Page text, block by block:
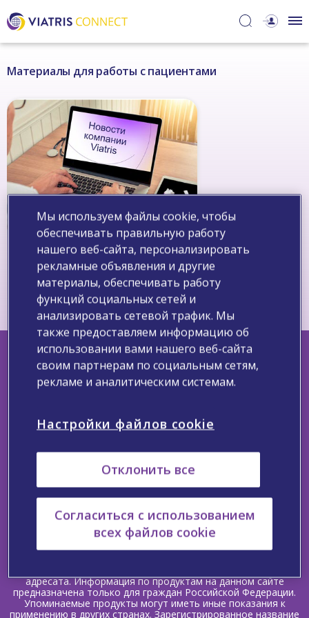
Материалы для работы с пациентами
Информация для пациентов с
повышенным уровнем
холестерина
Свяжитесь с нами
Сообщите о нежелательном явлении
Уведомление компании Viatris о файлах cookie
Copyright ©2025 Viatris. Все права защищены.
Информация, предоставленная выше, предназначена только
адресата. Информация по продуктам на данном сайте
предназначена только для граждан Российской Федерации.
Упоминаемые продукты могут иметь иные показания к
применению в других странах. Зарегистрированное название
Мы используем файлы cookie, чтобы
обеспечивать правильную работу
нашего веб-сайта, персонализировать
рекламные объявления и другие
материалы, обеспечивать работу
функций социальных сетей и
анализировать сетевой трафик. Мы
также предоставляем информацию об
использовании вами нашего веб-сайта
своим партнерам по социальным сетям,
рекламе и аналитическим системам.
Настройки файлов cookie
Отклонить все
Согласиться с использованием
всех файлов cookie